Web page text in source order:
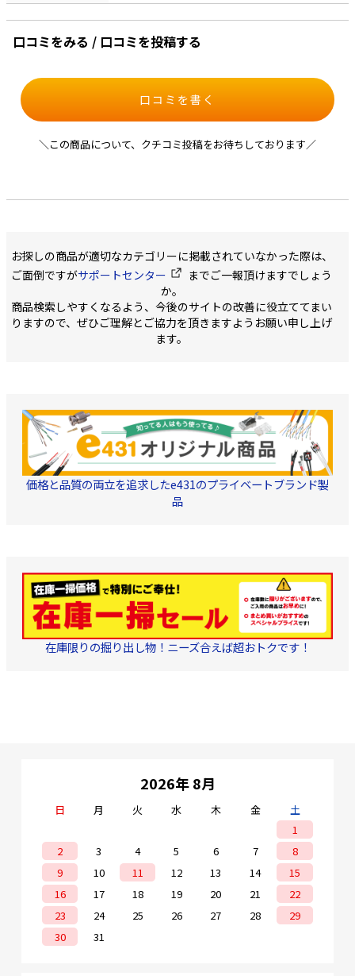
口コミをみる / 口コミを投稿する
口コミを書く
＼この商品について、クチコミ投稿をお待ちしております／
お探しの商品が適切なカテゴリーに掲載されていなかった際は、
ご面倒ですがサポートセンター
までご一報頂けますでしょう
か。
商品検索しやすくなるよう、今後のサイトの改善に役立ててまい
りますので、ぜひご理解とご協力を頂きますようお願い申し上げ
ます。
価格と品質の両立を追求したe431のプライベートブランド製
品
在庫限りの掘り出し物！ニーズ合えば超おトクです！
2026年 8月
日 月 火 水 木 金
土
1
2
3 4 5 6 7
8
9
10 11 12 13 14
15
16
17 18 19 20 21
22
23
24 25 26 27 28
29
30
31